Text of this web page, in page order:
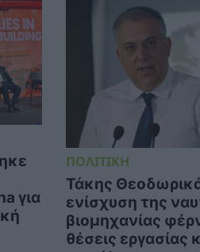
για
ΠΟΛΙΤΙΚΗ
Τάκης
ενίσχυση της
βιομηχανίας
θέσεις εργασίας